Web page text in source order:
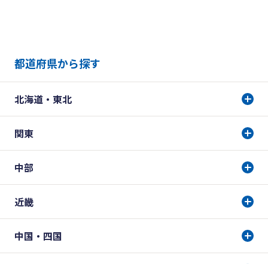
都道府県から探す
北海道・東北
関東
中部
近畿
中国・四国